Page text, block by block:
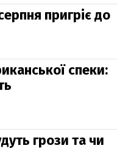
пригріє до
спеки:
грози та чи